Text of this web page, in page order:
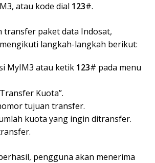
atau kode dial 123#.
transfer paket data Indosat,
langkah-langkah berikut:
MyIM3 atau ketik 123# pada menu
Kuota”.
tujuan transfer.
kuota yang ingin ditransfer.
pengguna akan menerima